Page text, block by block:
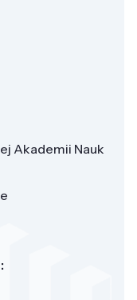
Akademii Nauk